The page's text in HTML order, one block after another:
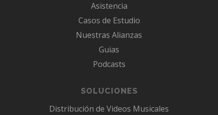
Asistencia
Casos de Estudio
Nuestras Alianzas
Guias
Podcasts
SOLUCIONES
Distribución de Videos Musicales